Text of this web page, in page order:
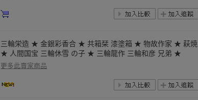
三輪栄造 ★ 金銀彩香合 ★ 共箱栞 漆塗箱 ★ 物故作家 ★ 萩焼
★ 人間国宝 三輪休雪 の子 ★ 三輪龍作 三輪和彦 兄弟 ★
更多此賣家商品